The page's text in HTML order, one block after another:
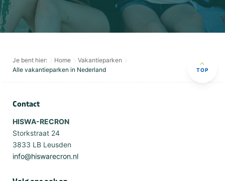
Je bent hier: Home
Vakantieparken
Alle vakantieparken in Nederland
TOP
Contact
HISWA-RECRON
Storkstraat 24
3833 LB Leusden
info@hiswarecron.nl